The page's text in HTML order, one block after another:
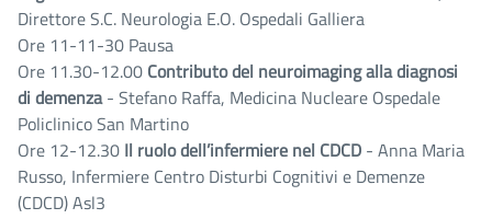
Direttore S.C. Neurologia E.O. Ospedali Galliera
Ore 11-11-30 Pausa
Ore 11.30-12.00 Contributo del neuroimaging alla diagnosi
di demenza- Stefano Raffa, Medicina Nucleare Ospedale
Policlinico San Martino
Ore 12-12.30 Il ruolo dell’infermiere nel CDCD - Anna Maria
Russo, Infermiere Centro Disturbi Cognitivi e Demenze
(CDCD) Asl3